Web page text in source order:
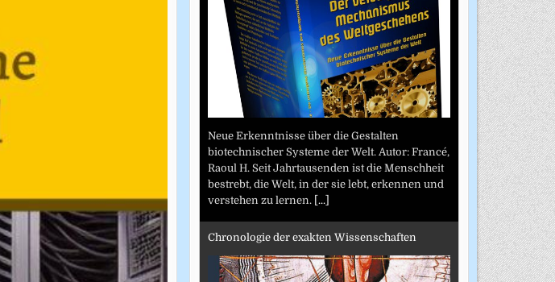
Neue Erkenntnisse über die Gestalten
biotechnischer Systeme der Welt. Autor: Francé,
Raoul H. Seit Jahrtausenden ist die Menschheit
bestrebt, die Welt, in der sie lebt, erkennen und
verstehen zu lernen. [...]
Chronologie der exakten Wissenschaften